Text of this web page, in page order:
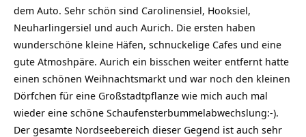
dem Auto. Sehr schön sind Carolinensiel, Hooksiel,
Neuharlingersiel und auch Aurich. Die ersten haben
wunderschöne kleine Häfen, schnuckelige Cafes und eine
gute Atmoshpäre. Aurich ein bisschen weiter entfernt hatte
einen schönen Weihnachtsmarkt und war noch den kleinen
Dörfchen für eine Großstadtpflanze wie mich auch mal
wieder eine schöne Schaufensterbummelabwechslung:-).
Der gesamte Nordseebereich dieser Gegend ist auch sehr